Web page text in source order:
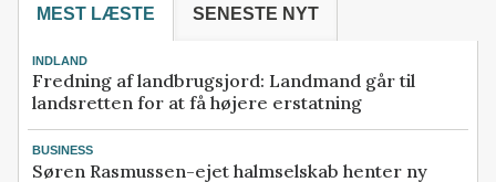
MEST LÆSTE SENESTE NYT
INDLAND
Fredning af landbrugsjord: Landmand går til
landsretten for at få højere erstatning
BUSINESS
Søren Rasmussen-ejet halmselskab henter ny